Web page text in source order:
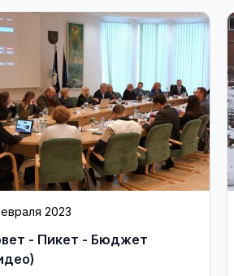
зрителям о тех ...
2023
- Пикет - Бюджет